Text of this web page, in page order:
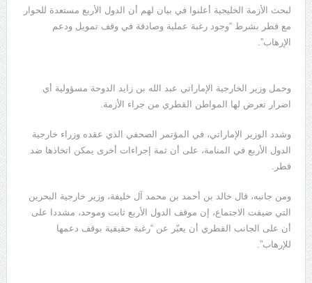
لبحث الأزمة الخليجية أعلنوا في بيان لهم أن الدول الأربع مستعدة للحوار
مع قطر بشرط “وجود رغبة عملية وصادقة في وقف تمويل ودعم
الإرهاب”.
وحمل وزير الخارجية الإماراتي عبد الله بن زايد الدوحة مسؤولية أي
اضرار تعرض لها المواطن القطري من جراء الأزمة.
وشدد الوزير الإماراتي، في المؤتمر الصحفي الذي عقده وزراء خارجية
الدول الأربع في المنامة، على أن ثمة إجراءات أخرى يمكن اتخاذها ضد
قطر.
ومن جانبه، قال خالد بن أحمد بن محمد آل خليفة، وزير خارجية البحرين
التي ضيفت الاجتماع، إن موقف الدول الأربع ثابت وموحد، مشددا على
أن على الجانب القطري أن يعبّر عن “رغبة حقيقية بوقف دعمها
للإرهاب”.